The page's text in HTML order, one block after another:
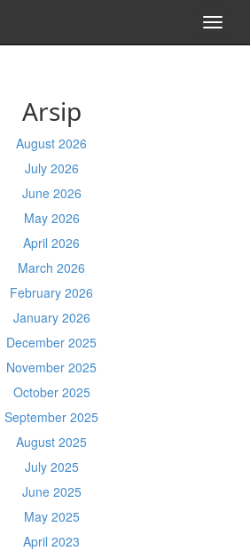
Arsip
August 2026
July 2026
June 2026
May 2026
April 2026
March 2026
February 2026
January 2026
December 2025
November 2025
October 2025
September 2025
August 2025
July 2025
June 2025
May 2025
April 2023